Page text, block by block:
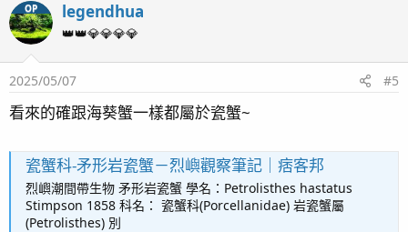
OP legendhua
👑👑💎💎💎💎
2025/05/07 #5
看來的確跟海葵蟹一樣都屬於瓷蟹~
瓷蟹科-矛形岩瓷蟹－烈嶼觀察筆記｜痞客邦
烈嶼潮間帶生物 矛形岩瓷蟹 學名：Petrolisthes hastatus
Stimpson 1858 科名： 瓷蟹科(Porcellanidae) 岩瓷蟹屬
(Petrolisthes) 別